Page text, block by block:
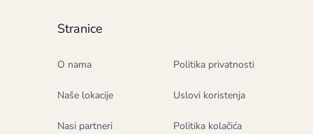
Stranice
O nama
Naše lokacije
Nasi partneri
Politika privatnosti
Uslovi koristenja
Politika kolačića